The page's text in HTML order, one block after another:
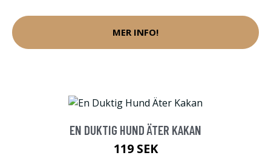
MER INFO!
EN DUKTIG HUND ÄTER KAKAN
119 SEK